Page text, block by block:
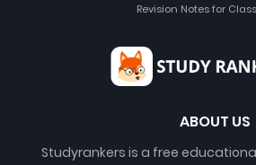
Revision Notes for
ABOUT US
Studyrankers is a free